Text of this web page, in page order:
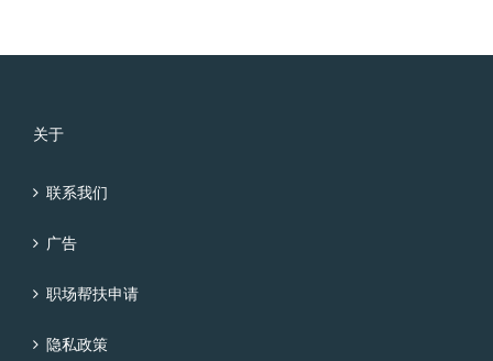
关于
联系我们
广告
职场帮扶申请
隐私政策